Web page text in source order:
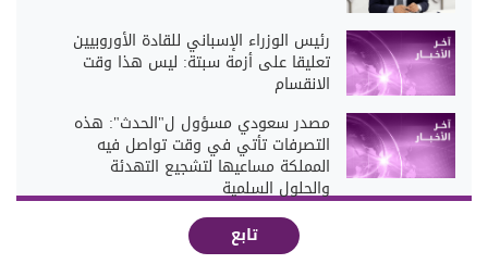
رئيس الوزراء الإسباني للقادة الأوروبيين
تعليقا على أزمة سبتة: ليس هذا وقت
الانقسام
مصدر سعودي مسؤول ل"الحدث": هذه
التصرفات تأتي في وقت تواصل فيه
المملكة مساعيها لتشجيع التهدئة
والحلول السلمية
تابع